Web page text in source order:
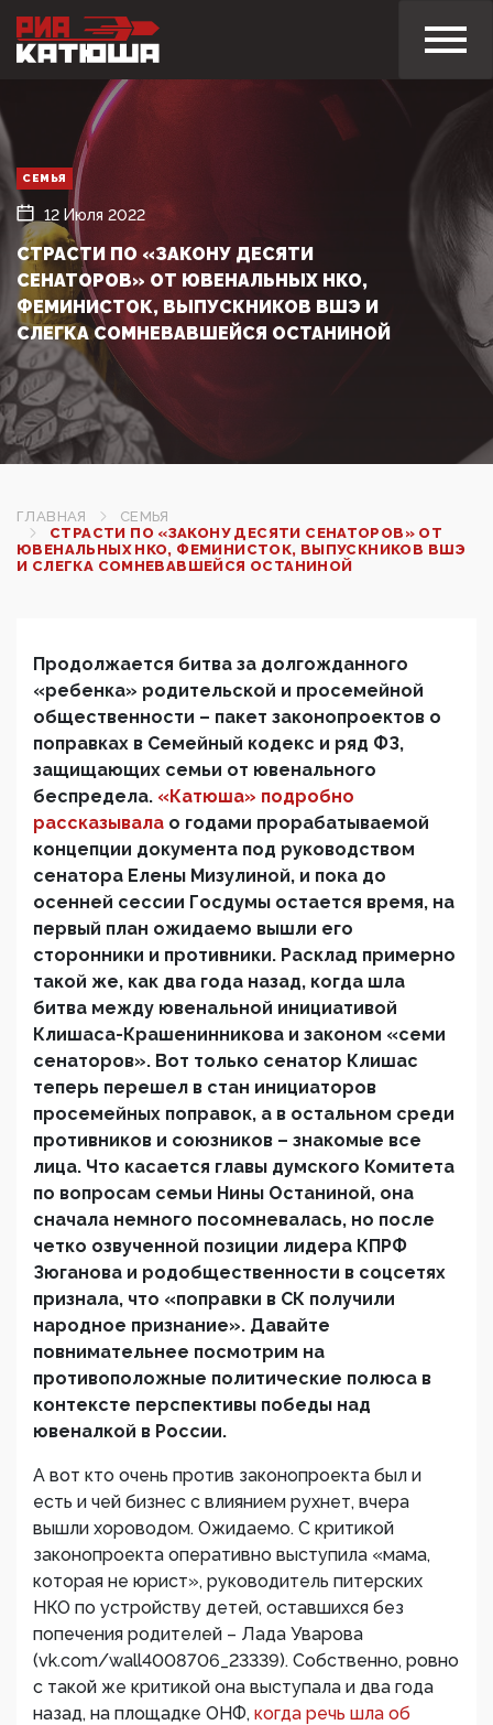
СЕМЬЯ
12 Июля 2022
СТРАСТИ ПО «ЗАКОНУ ДЕСЯТИ
СЕНАТОРОВ» ОТ ЮВЕНАЛЬНЫХ НКО,
ФЕМИНИСТОК, ВЫПУСКНИКОВ ВШЭ И
СЛЕГКА СОМНЕВАВШЕЙСЯ ОСТАНИНОЙ
ГЛАВНАЯ
СЕМЬЯ
СТРАСТИ ПО «ЗАКОНУ ДЕСЯТИ СЕНАТОРОВ» ОТ
ЮВЕНАЛЬНЫХ НКО, ФЕМИНИСТОК, ВЫПУСКНИКОВ ВШЭ
И СЛЕГКА СОМНЕВАВШЕЙСЯ ОСТАНИНОЙ
Продолжается битва за долгожданного
«ребенка» родительской и просемейной
общественности – пакет законопроектов о
поправках в Семейный кодекс и ряд ФЗ,
защищающих семьи от ювенального
беспредела. «Катюша» подробно
рассказывала о годами прорабатываемой
концепции документа под руководством
сенатора Елены Мизулиной, и пока до
осенней сессии Госдумы остается время, на
первый план ожидаемо вышли его
сторонники и противники. Расклад примерно
такой же, как два года назад, когда шла
битва между ювенальной инициативой
Клишаса-Крашенинникова и законом «семи
сенаторов». Вот только сенатор Клишас
теперь перешел в стан инициаторов
просемейных поправок, а в остальном среди
противников и союзников – знакомые все
лица. Что касается главы думского Комитета
по вопросам семьи Нины Останиной, она
сначала немного посомневалась, но после
четко озвученной позиции лидера КПРФ
Зюганова и родобщественности в соцсетях
признала, что «поправки в СК получили
народное признание». Давайте
повнимательнее посмотрим на
противоположные политические полюса в
контексте перспективы победы над
ювеналкой в России.
А вот кто очень против законопроекта был и
есть и чей бизнес с влиянием рухнет, вчера
вышли хороводом. Ожидаемо. С критикой
законопроекта оперативно выступила «мама,
которая не юрист», руководитель питерских
НКО по устройству детей, оставшихся без
попечения родителей – Лада Уварова
(vk.com/wall4008706_23339). Собственно, ровно
с такой же критикой она выступала и два года
назад, на площадке ОНФ, когда речь шла об